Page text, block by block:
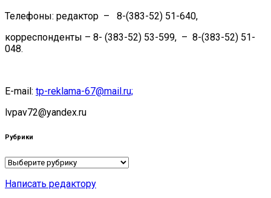
Телефоны: редактор – 8-(383-52) 51-640,
корреспонденты – 8- (383-52) 53-599, – 8-(383-52) 51-
048.
E-mail: tp-reklama-67@mail.ru;
lvpav72@yandex.ru
Рубрики
Рубрики
Написать редактору